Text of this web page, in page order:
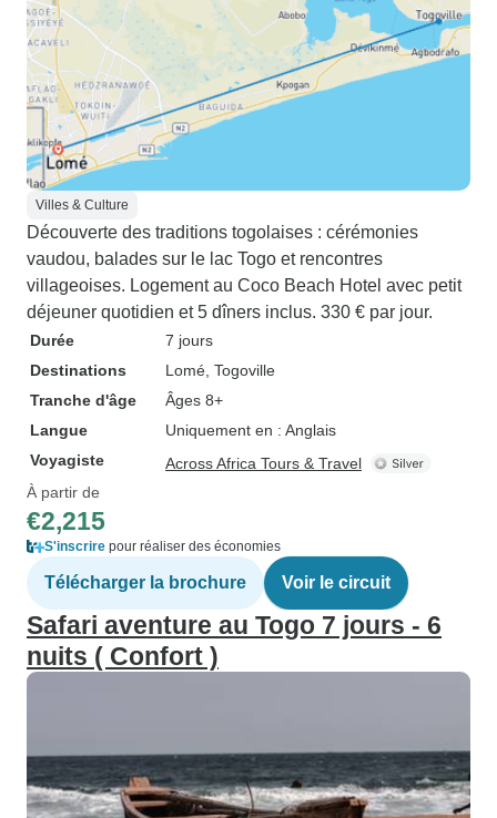
Villes & Culture
Découverte des traditions togolaises : cérémonies
vaudou, balades sur le lac Togo et rencontres
villageoises. Logement au Coco Beach Hotel avec petit
déjeuner quotidien et 5 dîners inclus. 330 € par jour.
Durée
7 jours
Destinations
Lomé , Togoville
Tranche d'âge
Âges 8+
Langue
Uniquement en : Anglais
Voyagiste
Across Africa Tours & Travel
À partir de
€2,215
S'inscrire pour réaliser des économies
Télécharger la brochure Voir le circuit
Safari aventure au Togo 7 jours - 6
nuits ( Confort )